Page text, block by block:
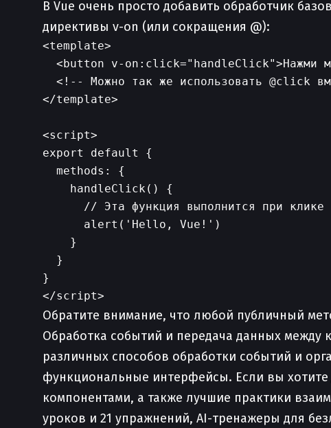
В Vue очень просто добавить обработчик
директивы v-on (или сокращения @):
<template>
<button v-on:click="handleClick">Нажми
<!-- Можно так же использовать @click
</template>
<script>
export default {
  methods: {
    handleClick() {
      // Эта функция выполнится при клике
      alert('Hello, Vue!')
    }
  }
}
Обратите внимание, что любой публичный
Обработка событий и передача данных между
различных способов обработки событий и
функциональные интерфейсы. Если вы хотите
компонентами, а также лучшие практики
уроков и 21 упражнений, AI-тренажеры для